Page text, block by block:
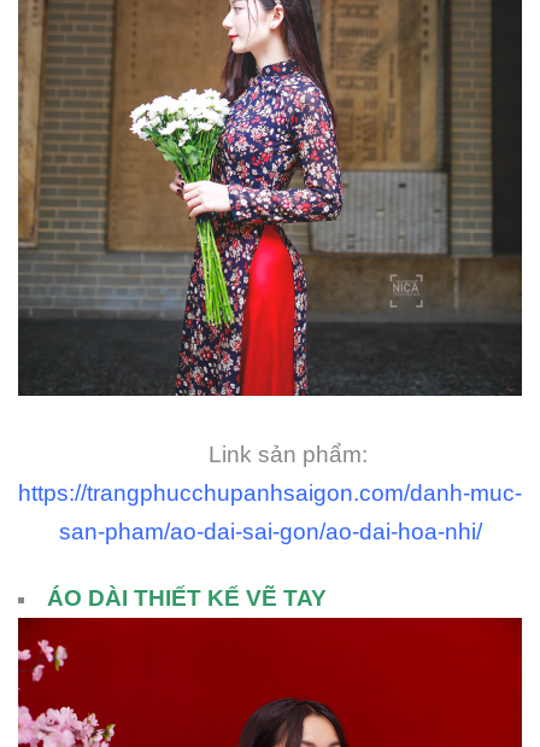
Link sản phẩm:
https://trangphucchupanhsaigon.com/danh-muc-
san-pham/ao-dai-sai-gon/ao-dai-hoa-nhi/
ÁO DÀI THIẾT KẾ VẼ TAY